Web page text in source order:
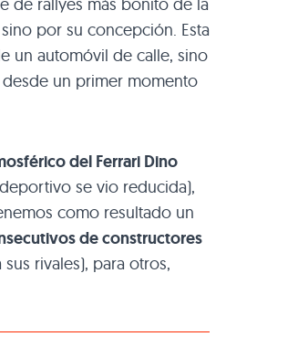
de rallyes más bonito de la
sino por su concepción. Esta
un automóvil de calle, sino
un primer momento
del Ferrari Dino
se vio reducida),
como resultado un
de constructores
rivales), para otros,